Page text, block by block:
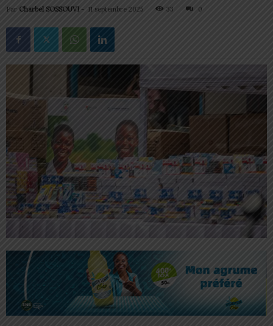
Par Charbel SOSSOUVI - 11 septembre 2025 33 0